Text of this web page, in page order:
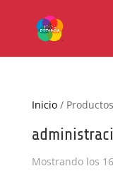
Inicio/
Mostrando los